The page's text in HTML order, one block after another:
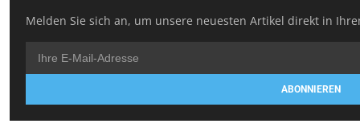
Melden Sie sich an, um unsere neuesten Artikel direkt in
ABONNIEREN